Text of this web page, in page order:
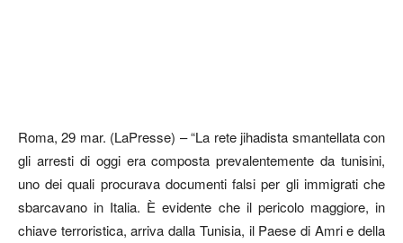
Roma, 29 mar. (LaPresse) – “La rete jihadista smantellata con
gli arresti di oggi era composta prevalentemente da tunisini,
uno dei quali procurava documenti falsi per gli immigrati che
sbarcavano in Italia. È evidente che il pericolo maggiore, in
chiave terroristica, arriva dalla Tunisia, il Paese di Amri e della